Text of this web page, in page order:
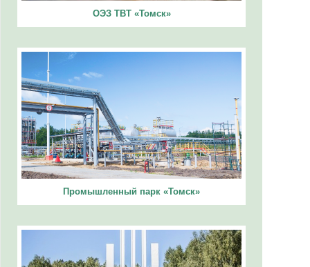
ОЭЗ ТВТ «Томск»
Промышленный парк «Томск»